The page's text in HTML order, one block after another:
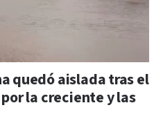
quedó aislada tras el
la creciente y las